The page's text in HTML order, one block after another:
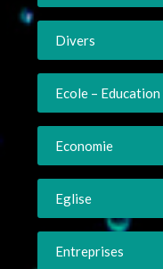
Divers
Ecole –
Economie
Eglise
Entreprises